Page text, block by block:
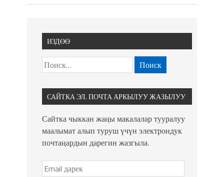
ИЗДӨӨ
САЙТКА ЭЛ. ПОЧТА АРКЫЛУУ ЖАЗЫЛУУ
Сайтка чыккан жаңы макалалар тууралуу
маалымат алып туруш үчүн электрондук
почтаңардын дарегин жазгыла.